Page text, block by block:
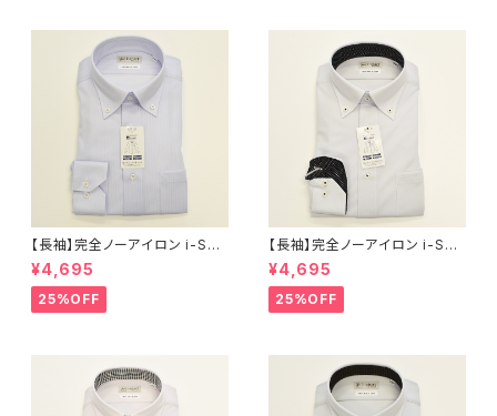
【長袖】完全ノーアイロン i-Shir
t｜ワイシャツ 形態安定 レギュ
ラーシルエット ボタンダウン ス
トライプ メンズ ビジネス khe2
¥4,695
25%OFF
【長袖】完全ノーアイロン i-Shir
t｜ワイシャツ 形態安定 レギュ
ラーシルエット ボタンダウン ド
ビー メンズ ビジネス khe2590
1-2bd L.グレー
¥4,695
25%OFF